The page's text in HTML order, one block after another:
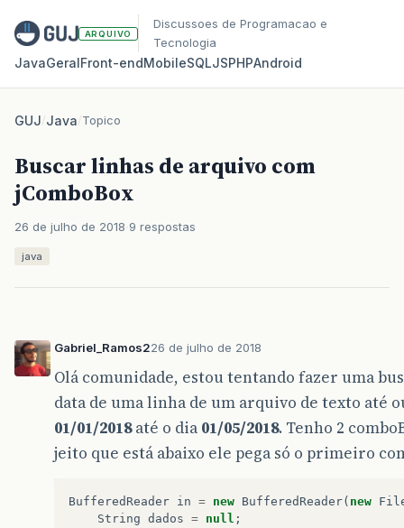
ARQUIVO
Discussoes de Programacao e
Tecnologia
JavaGeralFront‑endMobileSQLJSPHPAndroid
GUJ/Java/Topico
Buscar linhas de arquivo com
jComboBox
26 de julho de 2018 9 respostas
java
Gabriel_Ramos226 de julho de 2018
Olá comunidade, estou tentando fazer uma
data de uma linha de um arquivo de texto até
01/01/2018até o dia 01/05/2018. Tenho 2
jeito que está abaixo ele pega só o primeiro
BufferedReader in = new BufferedReader( new
String dados = null ;